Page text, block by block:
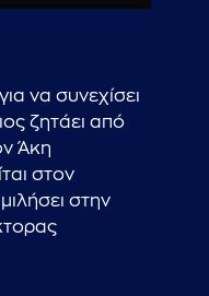
να συνεχίσει
ζητάει από
Άκη
στον
στην